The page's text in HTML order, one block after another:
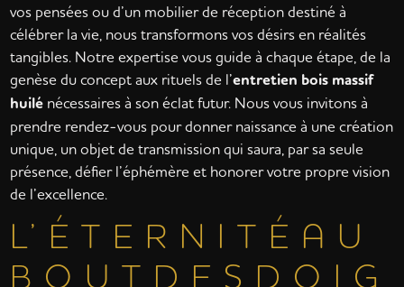
vos pensées ou d’un mobilier de réception destiné à
célébrer la vie, nous transformons vos désirs en réalités
tangibles. Notre expertise vous guide à chaque étape, de la
genèse du concept aux rituels de l’entretien bois massif
huilé nécessaires à son éclat futur. Nous vous invitons à
prendre rendez-vous pour donner naissance à une création
unique, un objet de transmission qui saura, par sa seule
présence, défier l’éphémère et honorer votre propre vision
de l’excellence.
L’ É T E R N I T É A U
B O U T D E S D O I G